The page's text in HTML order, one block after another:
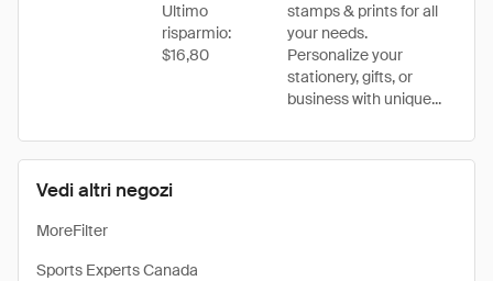
Vedi altri negozi
MoreFilter
Sports Experts Canada
Ultimo
risparmio:
$16,80
stamps & prints for all
your needs.
Personalize your
stationery, gifts, or
business with unique...